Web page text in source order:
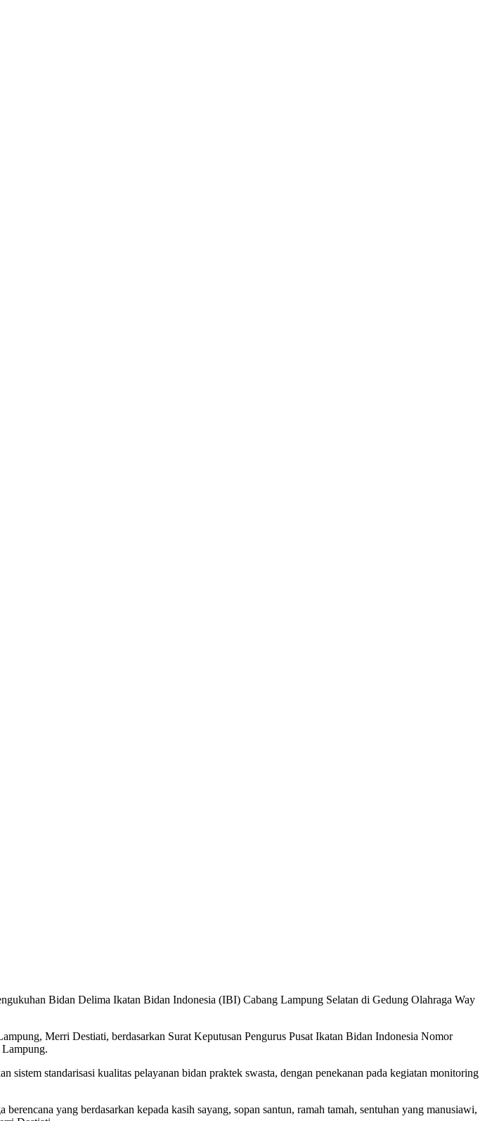
Bidan Delima Ikatan Bidan Indonesia (IBI) Cabang Lampung Selatan di Gedung Olahraga Way
Merri Destiati, berdasarkan Surat Keputusan Pengurus Pusat Ikatan Bidan Indonesia Nomor
standarisasi kualitas pelayanan bidan praktek swasta, dengan penekanan pada kegiatan monitoring
yang berdasarkan kepada kasih sayang, sopan santun, ramah tamah, sentuhan yang manusiawi,